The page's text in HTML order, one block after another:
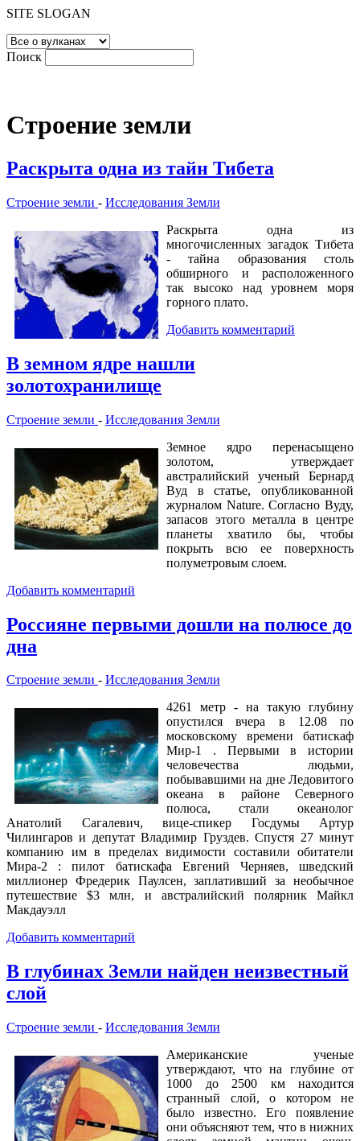
SITE SLOGAN
Поиск
Строение земли
Раскрыта одна из тайн Тибета
Строение земли - Исследования Земли
Раскрыта одна из
многочисленных загадок Тибета
- тайна образования столь
обширного и расположенного
так высоко над уровнем моря
горного плато.
Добавить комментарий
В земном ядре нашли
золотохранилище
Строение земли - Исследования Земли
Земное ядро перенасыщено
золотом, утверждает
австралийский ученый Бернард
Вуд в статье, опубликованной
журналом Nature. Согласно Вуду,
запасов этого металла в центре
планеты хватило бы, чтобы
покрыть всю ее поверхность
полуметровым слоем.
Добавить комментарий
Россияне первыми дошли на полюсе до
дна
Строение земли - Исследования Земли
4261 метр - на такую глубину
опустился вчера в 12.08 по
московскому времени батискаф
Мир-1 . Первыми в истории
человечества людьми,
побывавшими на дне Ледовитого
океана в районе Северного
полюса, стали океанолог
Анатолий Сагалевич, вице-спикер Госдумы Артур
Чилингаров и депутат Владимир Груздев. Спустя 27 минут
компанию им в пределах видимости составили обитатели
Мира-2 : пилот батискафа Евгений Черняев, шведский
миллионер Фредерик Паулсен, заплативший за необычное
путешествие $3 млн, и австралийский полярник Майкл
Макдауэлл
Добавить комментарий
В глубинах Земли найден неизвестный
слой
Строение земли - Исследования Земли
Американские ученые
утверждают, что на глубине от
1000 до 2500 км находится
странный слой, о котором не
было известно. Его появление
они объясняют тем, что в нижних